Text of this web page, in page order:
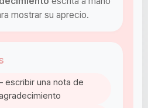
mostrar su aprecio.
escribir una nota de